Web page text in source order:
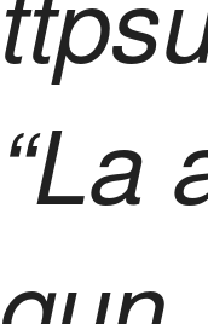
“La